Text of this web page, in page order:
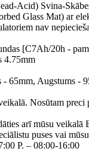
Acid) Svina-
Glass Mat) ar
nav
[C7Ah/20h -
4.75mm
- 65mm, Augstums -
Nosūtam
arī mūsu
puses vai
P. – 08:00-16:00